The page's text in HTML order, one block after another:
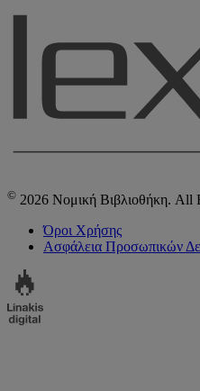
© 2026 Νομική Βιβλιοθήκη. All
Όροι Χρήσης
Ασφάλεια Προσωπικών